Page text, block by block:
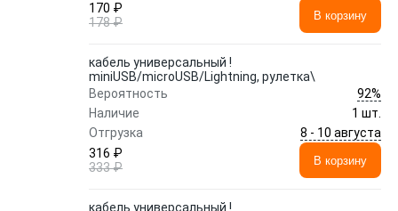
170 ₽
178 ₽
В корзину
кабель универсальный !
miniUSB/microUSB/Lightning, рулетка\
Вероятность
92%
Наличие
1 шт.
Отгрузка
8 - 10 августа
316 ₽
333 ₽
В корзину
кабель универсальный !